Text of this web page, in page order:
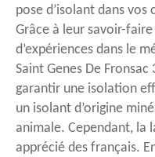
pose d’isolant dans vos
Grâce à leur savoir-
d’expériences dans le
Saint Genes De
garantir une isolation
un isolant d’origine
animale. Cependant, la
apprécié des français.